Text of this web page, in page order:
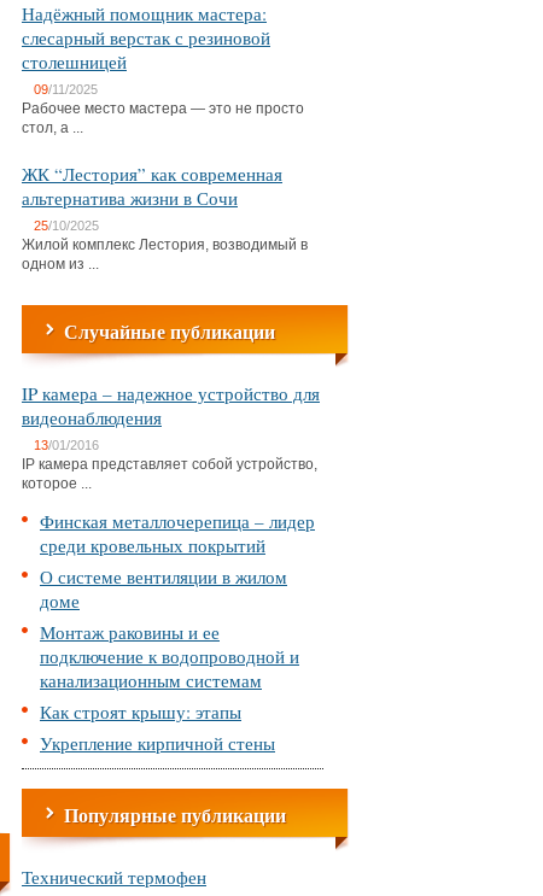
Надёжный помощник мастера:
слесарный верстак с резиновой
столешницей
09/11/2025
Рабочее место мастера — это не просто
стол, а ...
ЖК “Лестория” как современная
альтернатива жизни в Сочи
25/10/2025
Жилой комплекс Лестория, возводимый в
одном из ...
Случайные публикации
IP камера – надежное устройство для
видеонаблюдения
13/01/2016
IP камера представляет собой устройство,
которое ...
Финская металлочерепица – лидер
среди кровельных покрытий
О системе вентиляции в жилом
доме
Монтаж раковины и ее
подключение к водопроводной и
канализационным системам
Как строят крышу: этапы
Укрепление кирпичной стены
Популярные публикации
Технический термофен